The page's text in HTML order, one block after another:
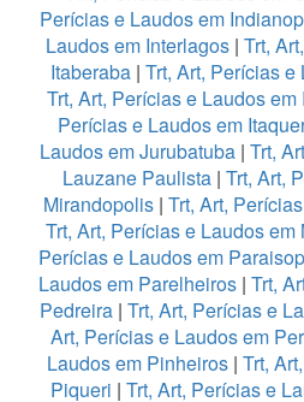
Perícias e Laudos em
Laudos em Interlagos| Trt,
Itaberaba| Trt, Art, Perícias
Trt, Art, Perícias e Laudos
Perícias e Laudos em
Laudos em Jurubatuba| Trt,
Lauzane Paulista | Trt, Art,
Mirandopolis| Trt, Art,
Trt, Art, Perícias e Laudos
Perícias e Laudos em
Laudos em Parelheiros| Trt,
Pedreira | Trt, Art, Perícias e
Art, Perícias e Laudos em
Laudos em Pinheiros| Trt,
Piqueri | Trt, Art, Perícias e